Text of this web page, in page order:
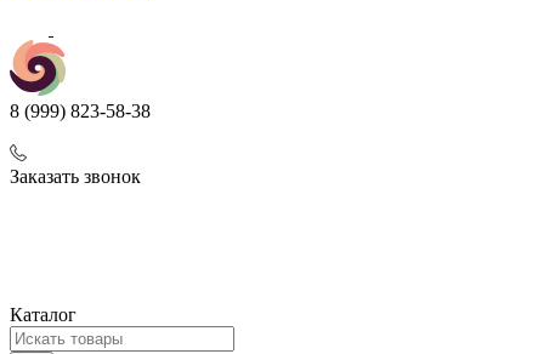
8 (999) 823-58-38
Заказать звонок
Каталог